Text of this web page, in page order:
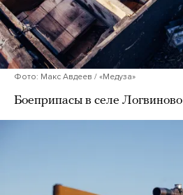
Фото: Макс Авдеев / «Медуза»
Боеприпасы в селе Логвиново